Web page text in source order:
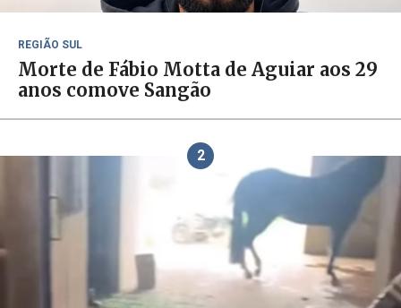
REGIÃO SUL
Morte de Fábio Motta de Aguiar aos 29
anos comove Sangão
2